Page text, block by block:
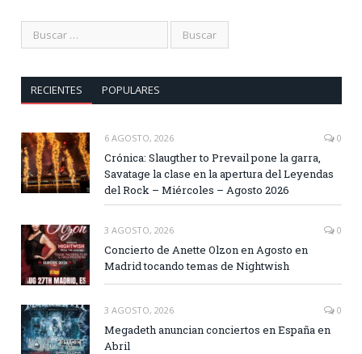
RECIENTES POPULARES
6 AGOSTO, 2026 0
Crónica: Slaugther to Prevail pone la garra,
Savatage la clase en la apertura del Leyendas
del Rock – Miércoles – Agosto 2026
3 AGOSTO, 2026 0
Concierto de Anette Olzon en Agosto en
Madrid tocando temas de Nightwish
3 AGOSTO, 2026 0
Megadeth anuncian conciertos en España en
Abril